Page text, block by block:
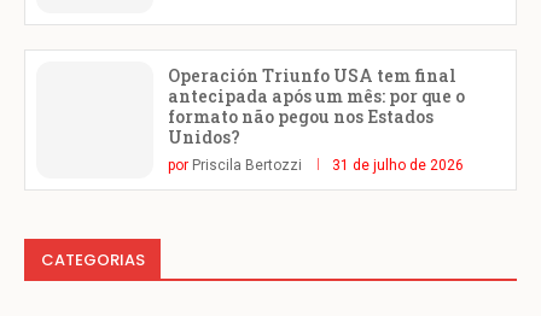
Operación Triunfo USA tem final
antecipada após um mês: por que o
formato não pegou nos Estados
Unidos?
por Priscila Bertozzi 31 de julho de 2026
CATEGORIAS